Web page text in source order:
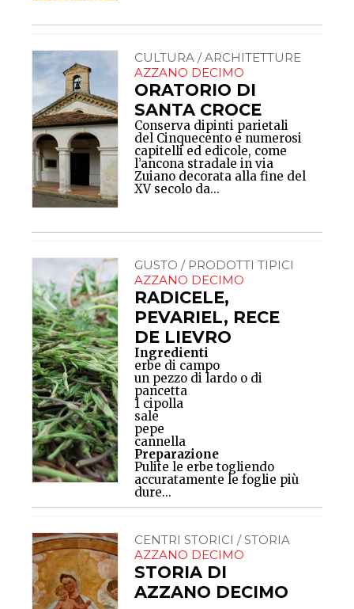
CULTURA / ARCHITETTURE
AZZANO DECIMO
ORATORIO DI
SANTA CROCE
Conserva dipinti parietali
del Cinquecento e numerosi
capitelli ed edicole, come
l’ancona stradale in via
Zuiano decorata alla fine del
XV secolo da...
GUSTO / PRODOTTI TIPICI
AZZANO DECIMO
RADICELE,
PEVARIEL, RECE
DE LIEVRO
Ingredienti
erbe di campo
un pezzo di lardo o di
pancetta
1 cipolla
sale
pepe
cannella
Preparazione
Pulite le erbe togliendo
accuratamente le foglie più
dure...
CENTRI STORICI / STORIA
AZZANO DECIMO
STORIA DI
AZZANO DECIMO